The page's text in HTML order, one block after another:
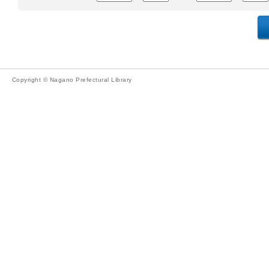
Copyright © Nagano Prefectural Library